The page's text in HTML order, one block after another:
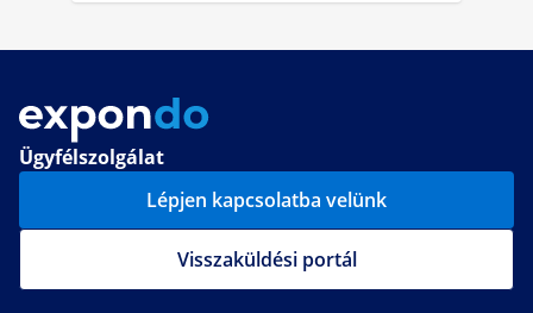
Ügyfélszolgálat
Lépjen kapcsolatba velünk
Visszaküldési portál